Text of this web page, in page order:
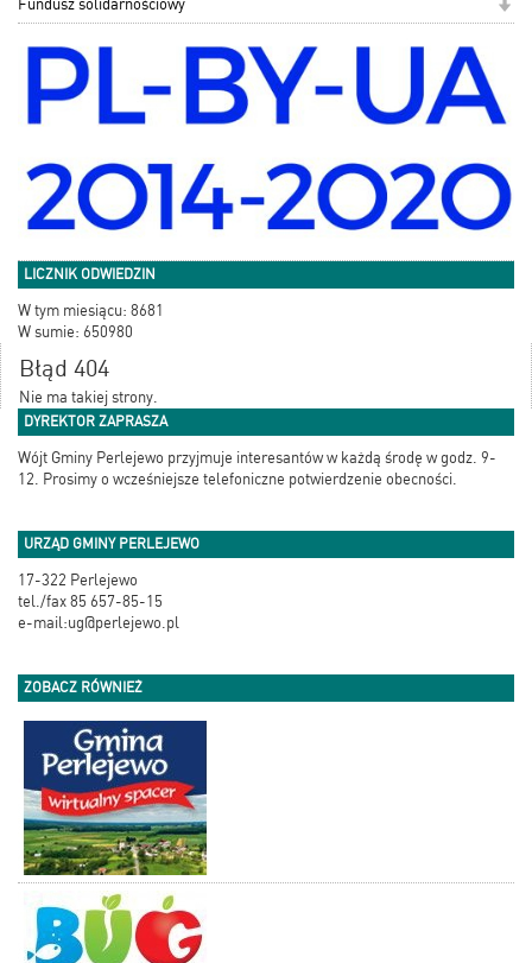
Fundusz solidarnościowy
LICZNIK ODWIEDZIN
W tym miesiącu: 8681
W sumie: 650980
Błąd 404
Nie ma takiej strony.
DYREKTOR ZAPRASZA
Wójt Gminy Perlejewo przyjmuje interesantów w każdą środę w godz. 9-
12. Prosimy o wcześniejsze telefoniczne potwierdzenie obecności.
URZĄD GMINY PERLEJEWO
17-322 Perlejewo
tel./fax 85 657-85-15
e-mail:ug@perlejewo.pl
ZOBACZ RÓWNIEŻ